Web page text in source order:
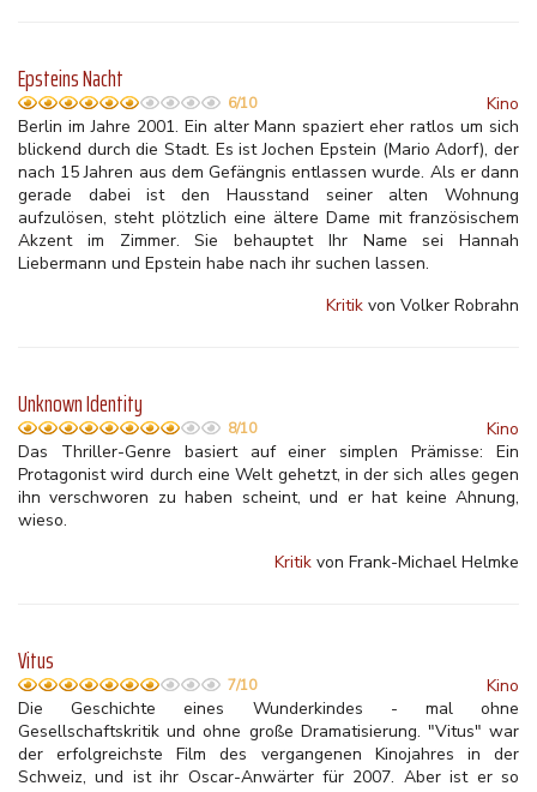
Epsteins Nacht
6/10
Kino
Berlin im Jahre 2001. Ein alter Mann spaziert eher ratlos um sich
blickend durch die Stadt. Es ist Jochen Epstein (Mario Adorf), der
nach 15 Jahren aus dem Gefängnis entlassen wurde. Als er dann
gerade dabei ist den Hausstand seiner alten Wohnung
aufzulösen, steht plötzlich eine ältere Dame mit französischem
Akzent im Zimmer. Sie behauptet Ihr Name sei Hannah
Liebermann und Epstein habe nach ihr suchen lassen.
Kritik von Volker Robrahn
Unknown Identity
8/10
Kino
Das Thriller-Genre basiert auf einer simplen Prämisse: Ein
Protagonist wird durch eine Welt gehetzt, in der sich alles gegen
ihn verschworen zu haben scheint, und er hat keine Ahnung,
wieso.
Kritik von Frank-Michael Helmke
Vitus
7/10
Kino
Die Geschichte eines Wunderkindes - mal ohne
Gesellschaftskritik und ohne große Dramatisierung. "Vitus" war
der erfolgreichste Film des vergangenen Kinojahres in der
Schweiz, und ist ihr Oscar-Anwärter für 2007. Aber ist er so